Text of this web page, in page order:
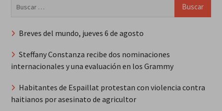
Breves del mundo, jueves 6 de agosto
Steffany Constanza recibe dos nominaciones
internacionales y una evaluación en los Grammy
Habitantes de Espaillat protestan con violencia contra
haitianos por asesinato de agricultor